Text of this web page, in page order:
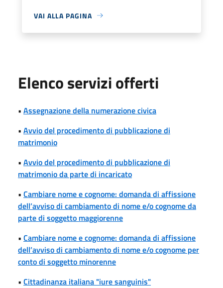
VAI ALLA PAGINA
Elenco servizi offerti
• Assegnazione della numerazione civica
• Avvio del procedimento di pubblicazione di
matrimonio
• Avvio del procedimento di pubblicazione di
matrimonio da parte di incaricato
• Cambiare nome e cognome: domanda di affissione
dell’avviso di cambiamento di nome e/o cognome da
parte di soggetto maggiorenne
• Cambiare nome e cognome: domanda di affissione
dell’avviso di cambiamento di nome e/o cognome per
conto di soggetto minorenne
• Cittadinanza italiana "iure sanguinis"